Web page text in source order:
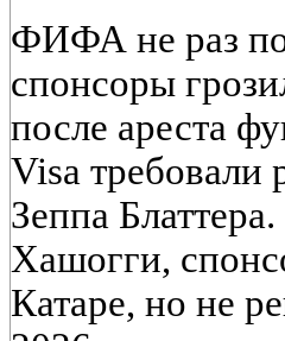
ФИФА не раз
спонсоры
после ареста
Visa требовали
Зеппа
Хашогги,
Катаре, но не